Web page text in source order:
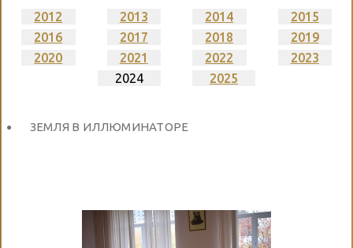
2012 2013 2014
2015
2016
2017 2018
2019
2020
2021 2022
2023
2024
2025
ЗЕМЛЯ В ИЛЛЮМИНАТОРЕ